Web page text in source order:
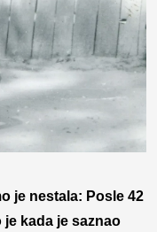
je nestala: Posle 42
kada je saznao